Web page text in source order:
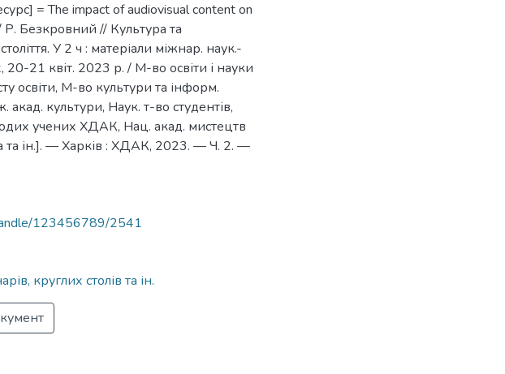
= The impact of audiovisual content on
Р. Безкровний // Культура та
У 2 ч : матеріали міжнар. наук.-
21 квіт. 2023 р. / М-во освіти і науки
освіти, М-во культури та інформ.
акад. культури, Наук. т-во студентів,
учених ХДАК, Нац. акад. мистецтв
та ін.]. — Харків : ХДАК, 2023. — Ч. 2. —
123456789/2541
круглих столів та ін.